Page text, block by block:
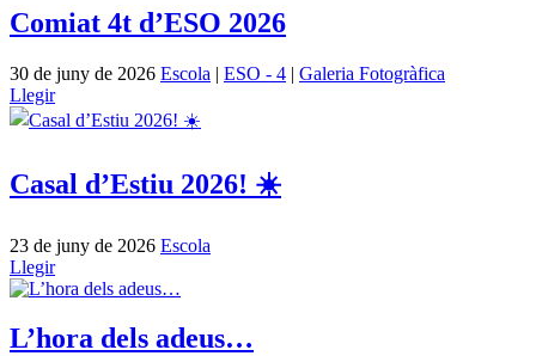
Comiat 4t d’ESO 2026
30 de juny de 2026 Escola | ESO - 4 | Galeria Fotogràfica
Llegir
Casal d’Estiu 2026! ☀️
23 de juny de 2026 Escola
Llegir
L’hora dels adeus…